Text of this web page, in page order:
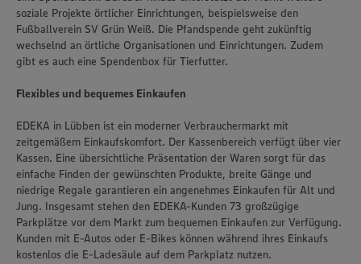
soziale Projekte örtlicher Einrichtungen, beispielsweise den
Fußballverein SV Grün Weiß. Die Pfandspende geht zukünftig
wechselnd an örtliche Organisationen und Einrichtungen. Zudem
gibt es auch eine Spendenbox für Tierfutter.
Flexibles und bequemes Einkaufen
EDEKA in Lübben ist ein moderner Verbrauchermarkt mit
zeitgemäßem Einkaufskomfort. Der Kassenbereich verfügt über vier
Kassen. Eine übersichtliche Präsentation der Waren sorgt für das
einfache Finden der gewünschten Produkte, breite Gänge und
niedrige Regale garantieren ein angenehmes Einkaufen für Alt und
Jung. Insgesamt stehen den EDEKA-Kunden 73 großzügige
Parkplätze vor dem Markt zum bequemen Einkaufen zur Verfügung.
Kunden mit E-Autos oder E-Bikes können während ihres Einkaufs
kostenlos die E-Ladesäule auf dem Parkplatz nutzen.